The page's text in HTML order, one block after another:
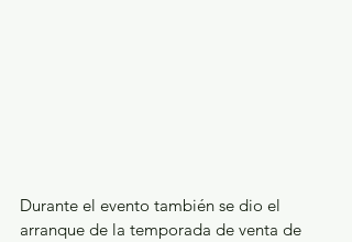
Durante el evento también se dio el
arranque de la temporada de venta de